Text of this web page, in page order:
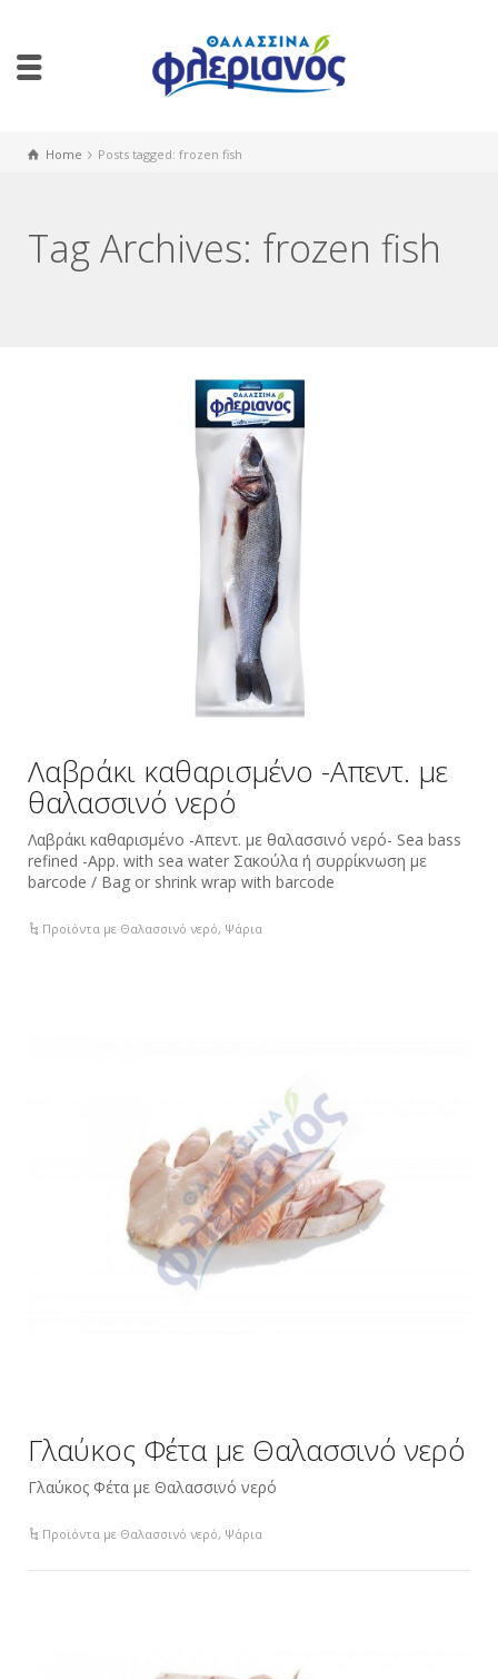
Home Posts tagged: frozen fish
Tag Archives: frozen fish
Λαβράκι καθαρισμένο -Απεντ. με
θαλασσινό νερό
Λαβράκι καθαρισμένο -Απεντ. με θαλασσινό νερό- Sea bass
refined -App. with sea water Σακούλα ή συρρίκνωση με
barcode / Bag or shrink wrap with barcode
Προϊόντα με Θαλασσινό νερό, Ψάρια
Γλαύκος Φέτα με Θαλασσινό νερό
Γλαύκος Φέτα με Θαλασσινό νερό
Προϊόντα με Θαλασσινό νερό, Ψάρια